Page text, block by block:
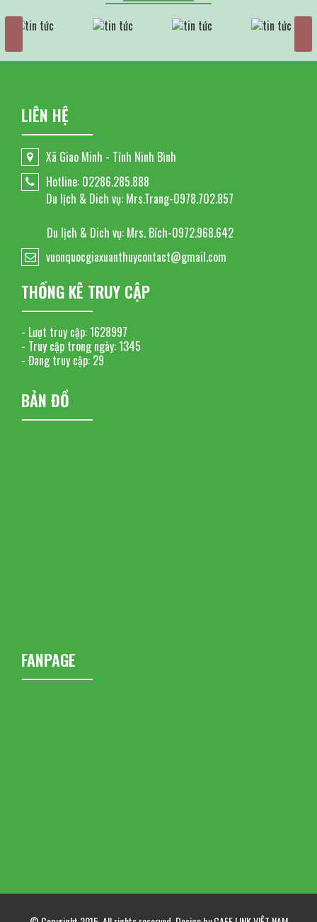
LIÊN HỆ
Xã Giao Minh - Tỉnh Ninh Bình
Hotline: 02286.285.888
Du lịch & Dich vụ: Mrs.Trang-0978.702.857
Du lịch & Dich vụ: Mrs. Bích-0972.968.642
vuonquocgiaxuanthuycontact@gmail.com
THỐNG KÊ TRUY CẬP
- Lượt truy cập:1628997
- Truy cập trong ngày:1345
- Đang truy cập: 29
BẢN ĐỒ
FANPAGE